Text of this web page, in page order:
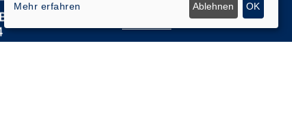
Mehr erfahren Ablehnen OK